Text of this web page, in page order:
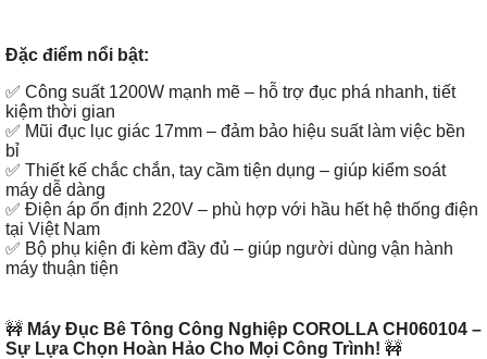
Đặc điểm nổi bật:
✅ Công suất 1200W mạnh mẽ – hỗ trợ đục phá nhanh, tiết
kiệm thời gian
✅ Mũi đục lục giác 17mm – đảm bảo hiệu suất làm việc bền
bỉ
✅ Thiết kế chắc chắn, tay cầm tiện dụng – giúp kiểm soát
máy dễ dàng
✅ Điện áp ổn định 220V – phù hợp với hầu hết hệ thống điện
tại Việt Nam
✅ Bộ phụ kiện đi kèm đầy đủ – giúp người dùng vận hành
máy thuận tiện
🚧 Máy Đục Bê Tông Công Nghiệp COROLLA CH060104 –
Sự Lựa Chọn Hoàn Hảo Cho Mọi Công Trình! 🚧